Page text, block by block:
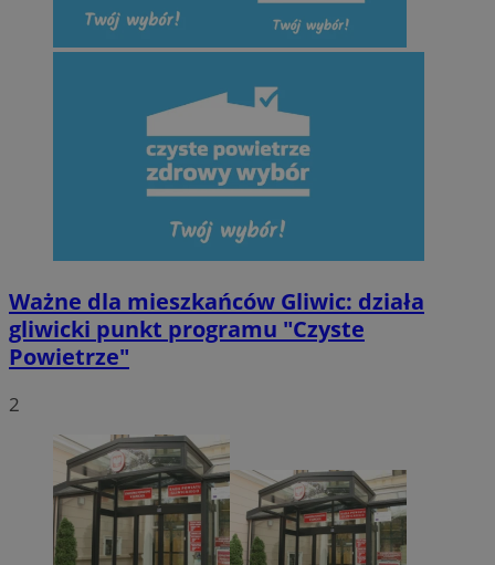
Ważne dla mieszkańców Gliwic: działa
gliwicki punkt programu "Czyste
Powietrze"
2